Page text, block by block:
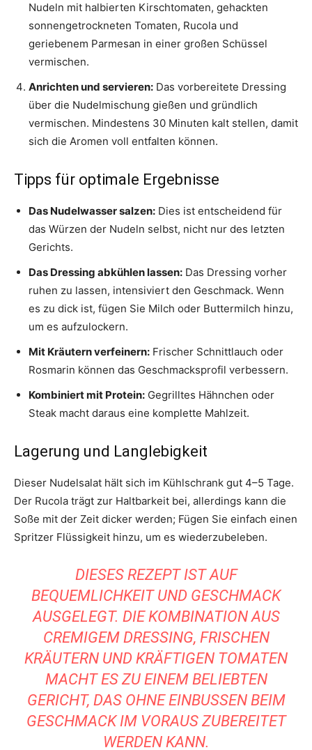
Nudeln mit halbierten Kirschtomaten, gehackten
sonnengetrockneten Tomaten, Rucola und
geriebenem Parmesan in einer großen Schüssel
vermischen.
Anrichten und servieren: Das vorbereitete Dressing
über die Nudelmischung gießen und gründlich
vermischen. Mindestens 30 Minuten kalt stellen, damit
sich die Aromen voll entfalten können.
Tipps für optimale Ergebnisse
Das Nudelwasser salzen: Dies ist entscheidend für
das Würzen der Nudeln selbst, nicht nur des letzten
Gerichts.
Das Dressing abkühlen lassen: Das Dressing vorher
ruhen zu lassen, intensiviert den Geschmack. Wenn
es zu dick ist, fügen Sie Milch oder Buttermilch hinzu,
um es aufzulockern.
Mit Kräutern verfeinern: Frischer Schnittlauch oder
Rosmarin können das Geschmacksprofil verbessern.
Kombiniert mit Protein: Gegrilltes Hähnchen oder
Steak macht daraus eine komplette Mahlzeit.
Lagerung und Langlebigkeit
Dieser Nudelsalat hält sich im Kühlschrank gut 4–5 Tage.
Der Rucola trägt zur Haltbarkeit bei, allerdings kann die
Soße mit der Zeit dicker werden; Fügen Sie einfach einen
Spritzer Flüssigkeit hinzu, um es wiederzubeleben.
DIESES REZEPT IST AUF
BEQUEMLICHKEIT UND GESCHMACK
AUSGELEGT. DIE KOMBINATION AUS
CREMIGEM DRESSING, FRISCHEN
KRÄUTERN UND KRÄFTIGEN TOMATEN
MACHT ES ZU EINEM BELIEBTEN
GERICHT, DAS OHNE EINBUSSEN BEIM G
ESCHMACK IM VORAUS ZUBEREITET W
ERDEN KANN.